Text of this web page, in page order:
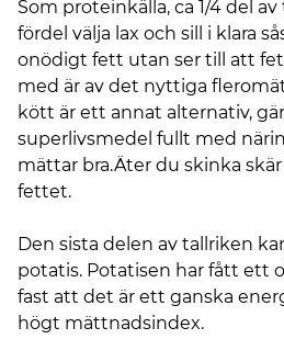
Som proteinkälla, ca 1/4 del
fördel välja lax och sill i klara
onödigt fett utan ser till att
med är av det nyttiga
kött är ett annat alternativ,
superlivsmedel fullt med
mättar bra.Äter du skinka
fettet.
Den sista delen av tallriken
potatis. Potatisen har fått ett
fast att det är ett ganska
högt mättnadsindex.